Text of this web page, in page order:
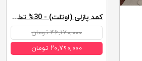
کمد پازلی (اوتلت) - 30% تخفیف
۴۶,۱۷۰,۰۰۰ تومان
۲۰,۷۹۰,۰۰۰ تومان